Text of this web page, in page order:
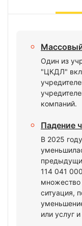
Один из
"ЦКДЛ"
компаний.
Падение
В 2025
114 041
множество
ситуация,
или услуг и